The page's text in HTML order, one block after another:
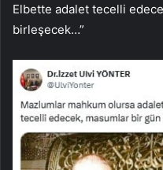
Elbette adalet tecelli
birleşecek…”